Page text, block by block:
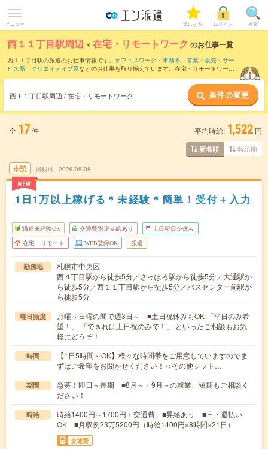
メニュー 気になる! ログイン 検索
西１１丁目駅周辺 ×在宅・リモートワーク のお仕事一覧
西１１丁目駅の派遣のお仕事情報です。 オフィスワーク・事務系、 営業・販売・サー
ビス系、 クリエイティブ系などのお仕事を取り揃えています。在宅・リモートワーク
西１１丁目駅周辺 / 在宅・リモートワーク 条件の変更
全 17件 平均時給: 1,522 円
新着順 時給順
未読
NEW
掲載日 2026/08/08
1日1万以上稼げる＊未経験＊簡単！受付＋入力
職種未経験OK 交通費別途支給あり 土日祝日が休み
在宅・リモート WEB登録OK 派遣
勤務地
札幌市中央区
西４丁目駅から徒歩5分／さっぽろ駅から徒歩5分／大通駅か
ら徒歩5分／西１１丁目駅から徒歩5分／バスセンター前駅か
ら徒歩5分
曜日頻度
月曜～日曜の間で週3日～ ■土日祝休みもOK 「平日のみ希
望！」 「できれば土日祝のみで！」 といったご相談もお気
軽にどうぞ！
時間
【1日5時間～OK】様々な時間帯をご用意していますのでま
ずはご希望をお聞かせください！＜その他シフト…
期間
急募！即日～長期 ■8月～・9月～の就業、短期もご相談く
ださい！
時給
時給1400円～1700円＋交通費 ■昇給あり ■日・週払い
OK ■月収例23万5200円（時給1400円×8時間×21日）
交通費